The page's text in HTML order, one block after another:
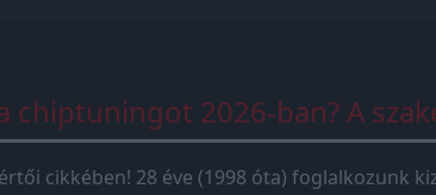
chiptuningot 2026-ban? A
cikkében! 28 éve (1998 óta) foglalkozunk